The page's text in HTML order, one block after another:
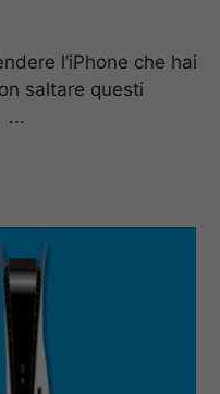
l’iPhone che hai
saltare questi
...